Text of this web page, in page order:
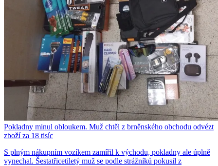
Pokladny minul obloukem. Muž chtěl z brněnského obchodu odvézt
zboží za 18 tisíc
S plným nákupním vozíkem zamířil k východu, pokladny ale úplně
vynechal. Šestatřicetiletý muž se podle strážníků pokusil z